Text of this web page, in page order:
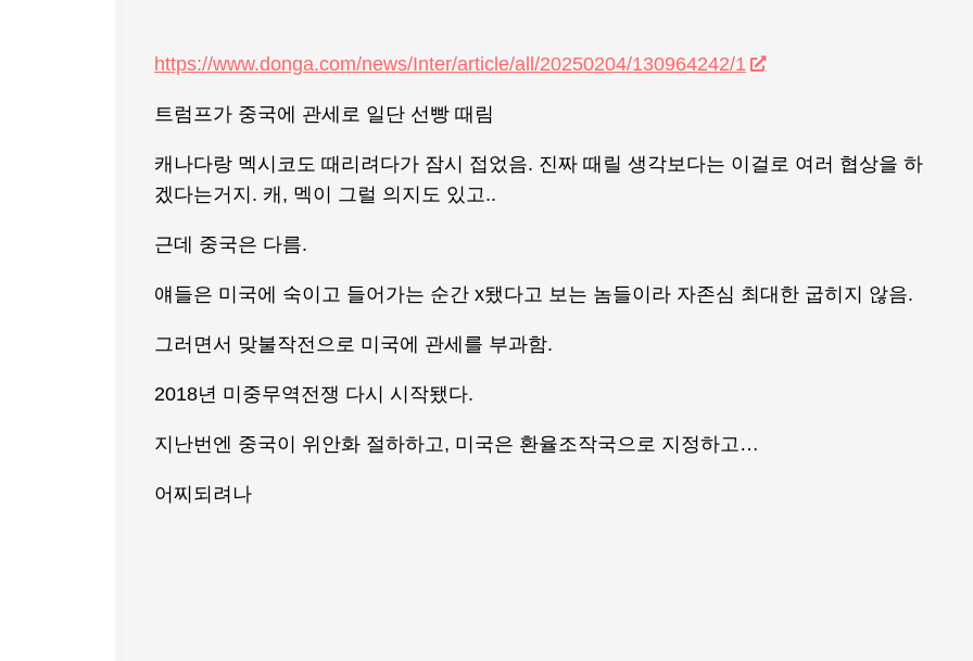
https://www.donga.com/news/Inter/article/all/20250204/130964242/1
트럼프가 중국에 관세로 일단 선빵 때림
캐나다랑 멕시코도 때리려다가 잠시 접었음. 진짜 때릴 생각보다는 이걸로 여러 협상을 하
겠다는거지. 캐, 멕이 그럴 의지도 있고..
근데 중국은 다름.
얘들은 미국에 숙이고 들어가는 순간 x됐다고 보는 놈들이라 자존심 최대한 굽히지 않음.
그러면서 맞불작전으로 미국에 관세를 부과함.
2018년 미중무역전쟁 다시 시작됐다.
지난번엔 중국이 위안화 절하하고, 미국은 환율조작국으로 지정하고…
어찌되려나